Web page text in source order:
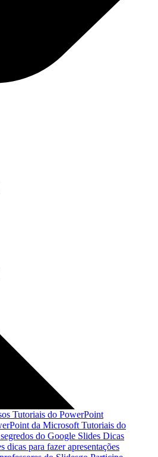
Tutoriais do PowerPoint
da Microsoft Tutoriais do
do Google Slides Dicas
dicas para fazer apresentações